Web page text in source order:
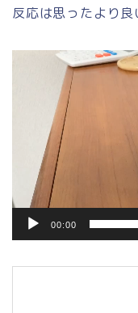
反応は思ったより良
00:00